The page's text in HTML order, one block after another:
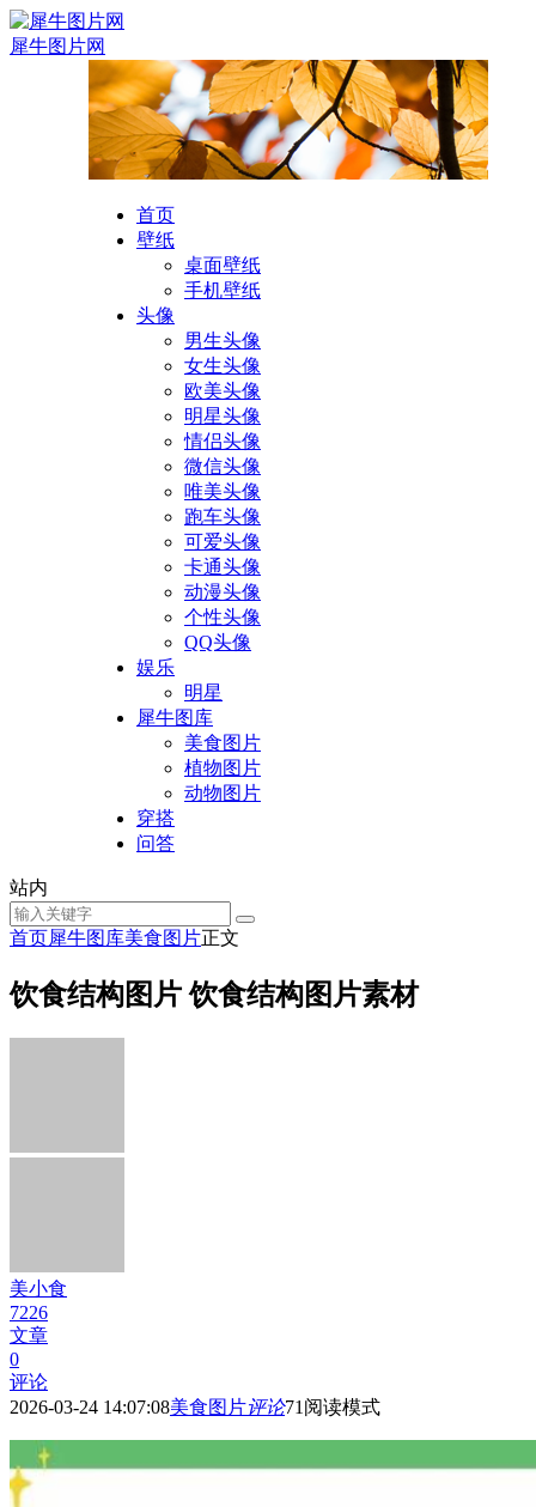
犀牛图片网
首页
壁纸
桌面壁纸
手机壁纸
头像
男生头像
女生头像
欧美头像
明星头像
情侣头像
微信头像
唯美头像
跑车头像
可爱头像
卡通头像
动漫头像
个性头像
QQ头像
娱乐
明星
犀牛图库
美食图片
植物图片
动物图片
穿搭
问答
站内
首页犀牛图库美食图片正文
饮食结构图片 饮食结构图片素材
美小食
7226
文章
0
评论
2026-03-24 14:07:08美食图片评论71 阅读模式